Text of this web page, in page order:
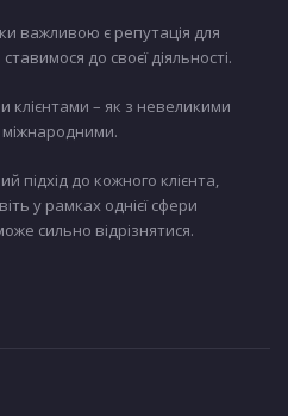
важливою є репутація для
до своєї діяльності.
клієнтами – як з невеликими
підхід до кожного клієнта,
у рамках однієї сфери
сильно відрізнятися.